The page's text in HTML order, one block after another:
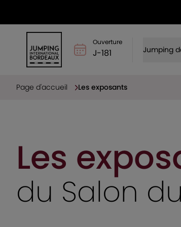
Ouverture
J-181 Jumping
Page d'accueil Les exposants
Les
du Salon